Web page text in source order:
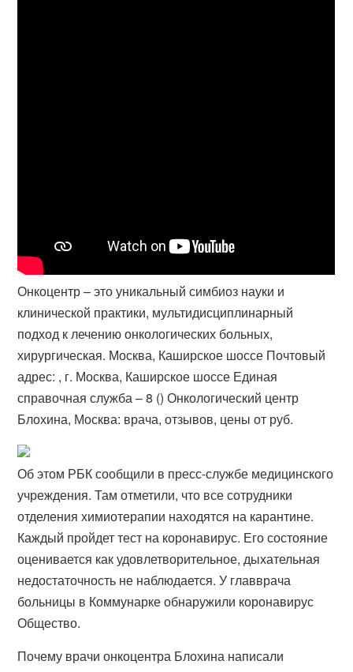
Онкоцентр – это уникальный симбиоз науки и
клинической практики, мультидисциплинарный
подход к лечению онкологических больных,
хирургическая. Москва, Каширское шоссе Почтовый
адрес: , г. Москва, Каширское шоссе Единая
справочная служба – 8 () Онкологический центр
Блохина, Москва: врача, отзывов, цены от руб.
Об этом РБК сообщили в пресс-службе медицинского
учреждения. Там отметили, что все сотрудники
отделения химиотерапии находятся на карантине.
Каждый пройдет тест на коронавирус. Его состояние
оценивается как удовлетворительное, дыхательная
недостаточность не наблюдается. У главврача
больницы в Коммунарке обнаружили коронавирус
Общество.
Почему врачи онкоцентра Блохина написали